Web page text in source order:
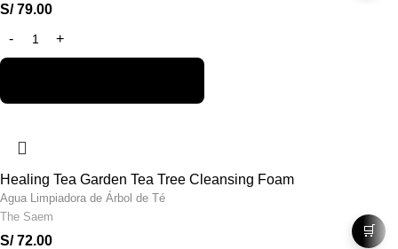
S/79.00
Healing Tea Garden Tea Tree Cleansing Foam
Agua Limpiadora de Árbol de Té
The Saem
S/72.00
🛒